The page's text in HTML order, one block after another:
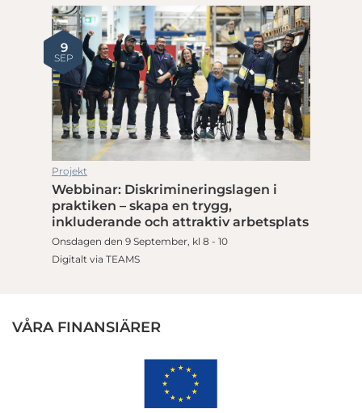
9
SEP
Projekt
Webbinar: Diskrimineringslagen i
praktiken – skapa en trygg,
inkluderande och attraktiv arbetsplats
Onsdagen den 9 September, kl 8 - 10
Digitalt via TEAMS
VÅRA FINANSIÄRER